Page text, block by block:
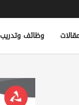
وظائف وتدريب